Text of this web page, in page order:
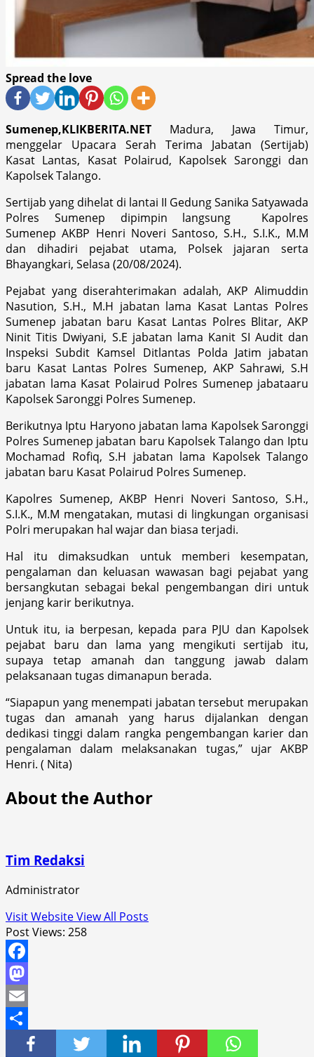
Spread the love
Sumenep,KLIKBERITA.NET Madura, Jawa Timur,
menggelar Upacara Serah Terima Jabatan (Sertijab)
Kasat Lantas, Kasat Polairud, Kapolsek Saronggi dan
Kapolsek Talango.
Sertijab yang dihelat di lantai II Gedung Sanika Satyawada
Polres Sumenep dipimpin langsung Kapolres
Sumenep AKBP Henri Noveri Santoso, S.H., S.I.K., M.M
dan dihadiri pejabat utama, Polsek jajaran serta
Bhayangkari, Selasa (20/08/2024).
Pejabat yang diserahterimakan adalah, AKP Alimuddin
Nasution, S.H., M.H jabatan lama Kasat Lantas Polres
Sumenep jabatan baru Kasat Lantas Polres Blitar, AKP
Ninit Titis Dwiyani, S.E jabatan lama Kanit SI Audit dan
Inspeksi Subdit Kamsel Ditlantas Polda Jatim jabatan
baru Kasat Lantas Polres Sumenep, AKP Sahrawi, S.H
jabatan lama Kasat Polairud Polres Sumenep jabataaru
Kapolsek Saronggi Polres Sumenep.
Berikutnya Iptu Haryono jabatan lama Kapolsek Saronggi
Polres Sumenep jabatan baru Kapolsek Talango dan Iptu
Mochamad Rofiq, S.H jabatan lama Kapolsek Talango
jabatan baru Kasat Polairud Polres Sumenep.
Kapolres Sumenep, AKBP Henri Noveri Santoso, S.H.,
S.I.K., M.M mengatakan, mutasi di lingkungan organisasi
Polri merupakan hal wajar dan biasa terjadi.
Hal itu dimaksudkan untuk memberi kesempatan,
pengalaman dan keluasan wawasan bagi pejabat yang
bersangkutan sebagai bekal pengembangan diri untuk
jenjang karir berikutnya.
Untuk itu, ia berpesan, kepada para PJU dan Kapolsek
pejabat baru dan lama yang mengikuti sertijab itu,
supaya tetap amanah dan tanggung jawab dalam
pelaksanaan tugas dimanapun berada.
“Siapapun yang menempati jabatan tersebut merupakan
tugas dan amanah yang harus dijalankan dengan
dedikasi tinggi dalam rangka pengembangan karier dan
pengalaman dalam melaksanakan tugas,” ujar AKBP
Henri. ( Nita)
About the Author
Tim Redaksi
Administrator
Visit WebsiteView All Posts
Post Views: 258
Facebook
Mastodon
Email
Share